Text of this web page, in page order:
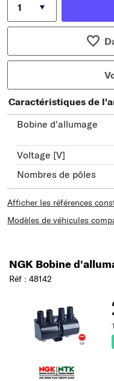
Caractéristiques de
Bobine d'allumage
Voltage [V]
Nombres de pôles
Afficher les références
Modèles de véhicules
NGK Bobine
Réf : 48142